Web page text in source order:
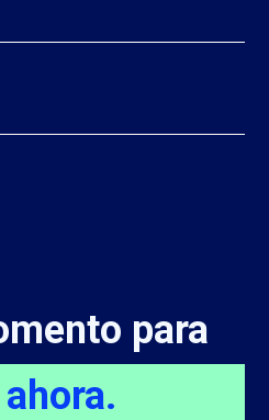
para